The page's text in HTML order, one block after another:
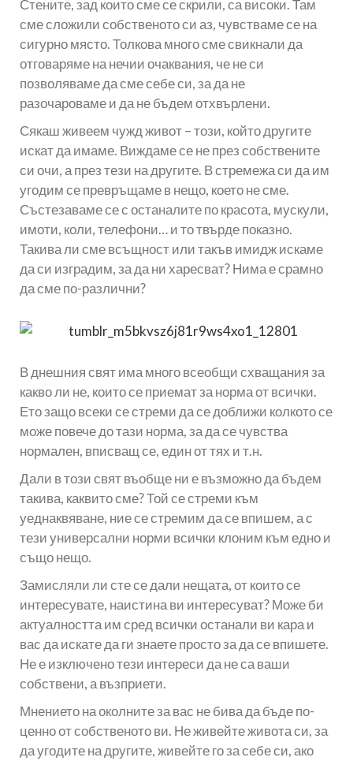
Стените, зад които сме се скрили, са високи. Там
сме сложили собственото си аз, чувстваме се на
сигурно място. Толкова много сме свикнали да
отговаряме на нечии очаквания, че не си
позволяваме да сме себе си, за да не
разочароваме и да не бъдем отхвърлени.
Сякаш живеем чужд живот – този, който другите
искат да имаме. Виждаме се не през собствените
си очи, а през тези на другите. В стремежа си да им
угодим се превръщаме в нещо, което не сме.
Състезаваме се с останалите по красота, мускули,
имоти, коли, телефони… и то твърде показно.
Такива ли сме всъщност или такъв имидж искаме
да си изградим, за да ни харесват? Нима е срамно
да сме по-различни?
В днешния свят има много всеобщи схващания за
какво ли не, които се приемат за норма от всички.
Ето защо всеки се стреми да се доближи колкото се
може повече до тази норма, за да се чувства
нормален, вписващ се, един от тях и т.н.
Дали в този свят въобще ни е възможно да бъдем
такива, каквито сме? Той се стреми към
уеднаквяване, ние се стремим да се впишем, а с
тези универсални норми всички клоним към едно и
също нещо.
Замисляли ли сте се дали нещата, от които се
интересувате, наистина ви интересуват? Може би
актуалността им сред всички останали ви кара и
вас да искате да ги знаете просто за да се впишете.
Не е изключено тези интереси да не са ваши
собствени, а възприети.
Мнението на околните за вас не бива да бъде по-
ценно от собственото ви. Не живейте живота си, за
да угодите на другите, живейте го за себе си, ако